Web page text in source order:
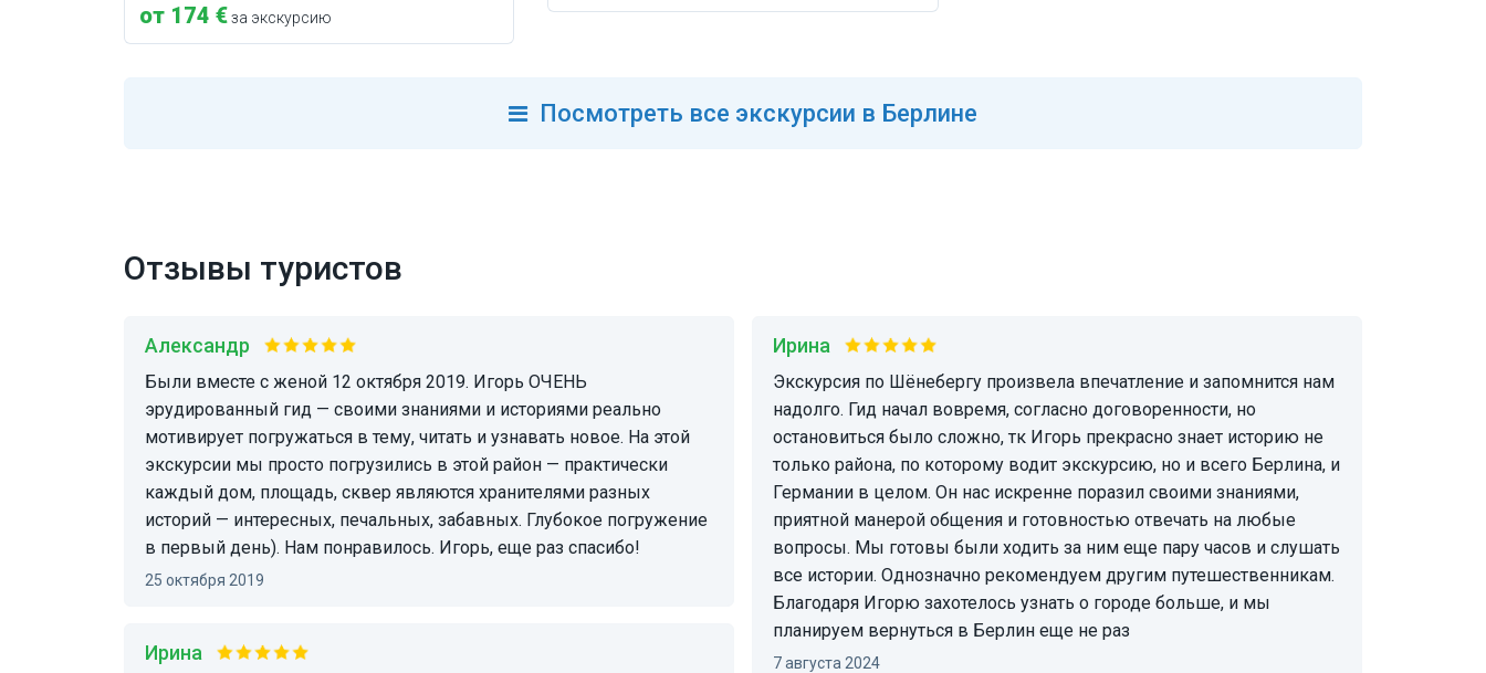
от 174 €за экскурсию
Посмотреть все экскурсии в Берлине
Отзывы туристов
Александр
Были вместе с женой 12 октября 2019. Игорь ОЧЕНЬ
эрудированный гид — своими знаниями и историями реально
мотивирует погружаться в тему, читать и узнавать новое. На этой
экскурсии мы просто погрузились в этой район — практически
каждый дом, площадь, сквер являются хранителями разных
историй — интересных, печальных, забавных. Глубокое погружение
в первый день). Нам понравилось. Игорь, еще раз спасибо!
25 октября 2019
Ирина
Ирина
Экскурсия по Шёнебергу произвела впечатление и запомнится нам
надолго. Гид начал вовремя, согласно договоренности, но
остановиться было сложно, тк Игорь прекрасно знает историю не
только района, по которому водит экскурсию, но и всего Берлина, и
Германии в целом. Он нас искренне поразил своими знаниями,
приятной манерой общения и готовностью отвечать на любые
вопросы. Мы готовы были ходить за ним еще пару часов и слушать
все истории. Однозначно рекомендуем другим путешественникам.
Благодаря Игорю захотелось узнать о городе больше, и мы
планируем вернуться в Берлин еще не раз
7 августа 2024